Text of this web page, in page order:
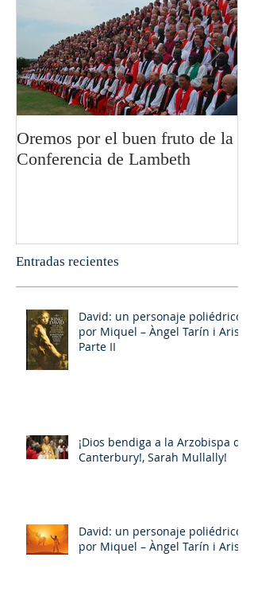
Oremos por el buen fruto de la
Conferencia de Lambeth
Entradas recientes
David: un personaje poliédrico,
por Miquel – Àngel Tarín i Arisó
Parte II
¡Dios bendiga a la Arzobispa de
Canterbury!, Sarah Mullally!
David: un personaje poliédrico,
por Miquel – Àngel Tarín i Arisó